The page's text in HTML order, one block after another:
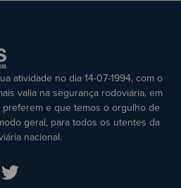
atividade no dia 14-07-1994, com o
valia na segurança rodoviária, em
e que temos o orgulho de
geral, para todos os utentes da
nacional.